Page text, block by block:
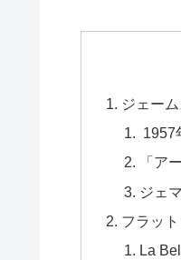
ジェー
1957
「ア
ジェ
フラッ
La